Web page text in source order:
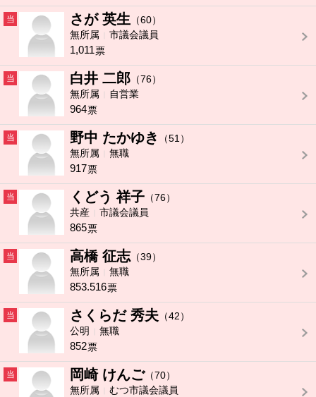
当 さが 英生 （60）
無所属
市議会議員
1,011票
当 白井 二郎 （76）
無所属
自営業
964票
当 野中 たかゆき
（51）
無所属
無職
917票
当 くどう 祥子 （76）
共産
市議会議員
865票
当 高橋 征志 （39）
無所属
無職
853.516票
当 さくらだ 秀夫 （42）
公明
無職
852票
当 岡崎 けんご（70）
無所属
むつ市議会議員